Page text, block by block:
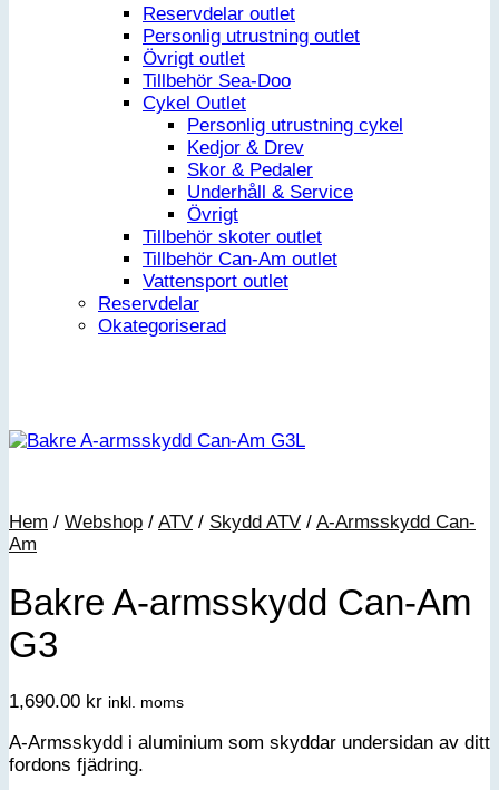
Reservdelar outlet
Personlig utrustning outlet
Övrigt outlet
Tillbehör Sea-Doo
Cykel Outlet
Personlig utrustning cykel
Kedjor & Drev
Skor & Pedaler
Underhåll & Service
Övrigt
Tillbehör skoter outlet
Tillbehör Can-Am outlet
Vattensport outlet
Reservdelar
Okategoriserad
Hem / Webshop / ATV / Skydd ATV / A-Armsskydd Can-
Am
Bakre A-armsskydd Can-Am
G3
1,690.00 kr inkl. moms
A-Armsskydd i aluminium som skyddar undersidan av ditt
fordons fjädring.